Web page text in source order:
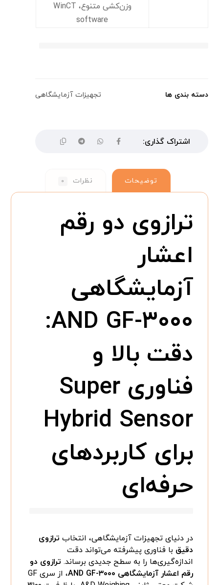
وزن‌کشی متنوع، WinCT
software
دسته بندی ها تجهیزات آزمایشگاهی
توضیحات نظرات ۰
ترازوی دو رقم
اعشار
آزمایشگاهی
AND GF-۳۰۰۰:
دقت بالا و
فناوری Super
Hybrid Sensor
برای کاربردهای
حرفه‌ای
در دنیای تجهیزات آزمایشگاهی، انتخاب ترازوی
دقیق با فناوری پیشرفته می‌تواند دقت
اندازه‌گیری‌ها را به سطح جدیدی برساند. ترازوی دو
رقم اعشار آزمایشگاهی AND GF-۳۰۰۰
، از سری GF